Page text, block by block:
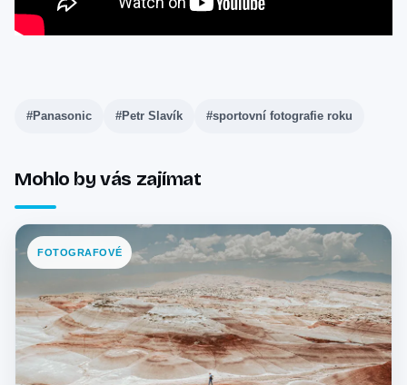
#Panasonic #Petr Slavík #sportovní fotografie roku
Mohlo by vás zajímat
FOTOGRAFOVÉ